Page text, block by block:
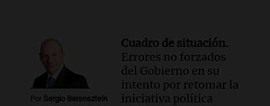
Por Sergio Berensztein
Cuadro de situación.
Errores no forzados
del Gobierno en su
intento por retomar la
iniciativa política